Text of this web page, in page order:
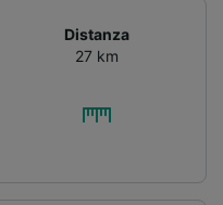
Distanza
27 km